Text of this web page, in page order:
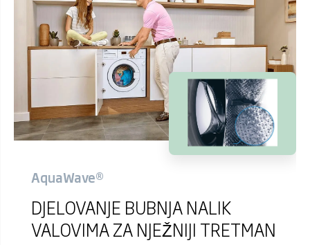
AquaWave®
DJELOVANJE BUBNJA NALIK
VALOVIMA ZA NJEŽNIJI TRETMAN